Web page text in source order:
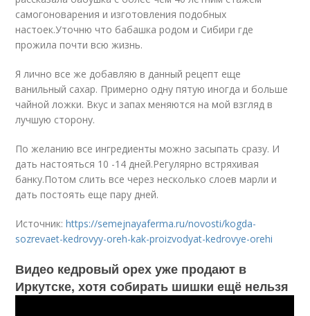
самогоноварения и изготовления подобных
настоек.Уточню что бабашка родом и Сибири где
прожила почти всю жизнь.
Я лично все же добавляю в данный рецепт еще
ванильный сахар. Примерно одну пятую иногда и больше
чайной ложки. Вкус и запах меняются на мой взгляд в
лучшую сторону.
По желанию все ингредиенты можно засыпать сразу. И
дать настояться 10 -14 дней.Регулярно встряхивая
банку.Потом слить все через несколько слоев марли и
дать постоять еще пару дней.
Источник:https://semejnayaferma.ru/novosti/kogda-
sozrevaet-kedrovyy-oreh-kak-proizvodyat-kedrovye-orehi
Видео кедровый орех уже продают в
Иркутске, хотя собирать шишки ещё нельзя